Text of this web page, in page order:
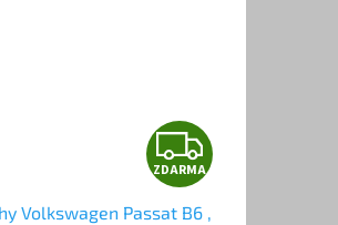
Z
D
ZDARMA
Volkswagen Passat B6 ,